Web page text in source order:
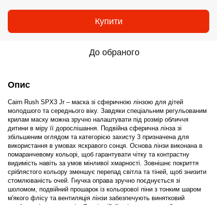
Купити
До обраного
Опис
Cairn Rush SPX3 Jr – маска зі сферичною лінзою для дітей
молодшого та середнього віку. Завдяки спеціальним регульованим
крилам маску можна зручно налаштувати під розмір обличчя
дитини в міру її дорослішання. Подвійна сферична лінза зі
збільшеним оглядом та категорією захисту 3 призначена для
використання в умовах яскравого сонця. Основа лінзи виконана в
помаранчевому кольорі, щоб гарантувати чітку та контрастну
видимість навіть за умов мінливої хмарності. Зовнішнє покриття
сріблястого кольору зменшує перепад світла та тіней, щоб знизити
стомлюваність очей. Гнучка оправа зручно поєднується зі
шоломом, подвійний прошарок із кольорової піни з тонким шаром
м'якого флісу та вентиляція лінзи забезпечують винятковий